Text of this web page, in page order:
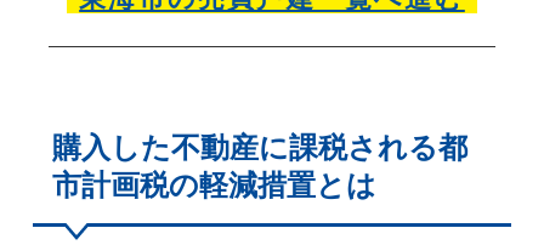
購入した不動産に課税される都
市計画税の軽減措置とは